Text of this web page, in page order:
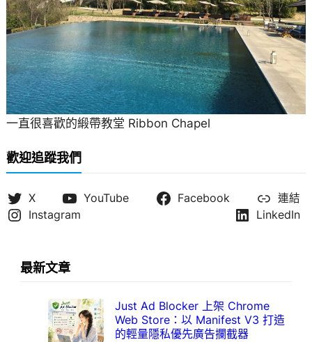
一直很喜歡的緞帶教堂 Ribbon Chapel
歡迎追蹤我們
X YouTube Facebook
連結
Instagram
LinkedIn
最新文章
Just Ad Blocker 上架 Chrome
Web Store：以 Manifest V3 打造
的輕量隱私優先廣告攔截器